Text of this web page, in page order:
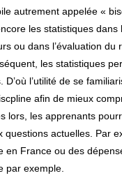
autrement appelée «
les statistiques dans
ou dans l’évaluation du
les statistiques
l’utilité de se
afin de mieux
lors, les apprenants
questions actuelles. Par
en France ou des
par exemple.